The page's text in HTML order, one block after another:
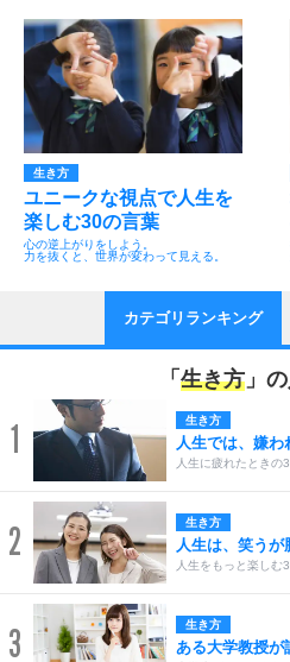
生き方
ユニークな視点で人生を
楽しむ30の言葉
心の逆上がりをしよう。
力を抜くと、世界が変わって見える。
カテゴリランキング
「 生き方 」
1 生き方
人生では、嫌わ
人生に疲れたときの
2 生き方
人生は、笑うが
人生をもっと楽しむ
3 生き方
ある大学教授が